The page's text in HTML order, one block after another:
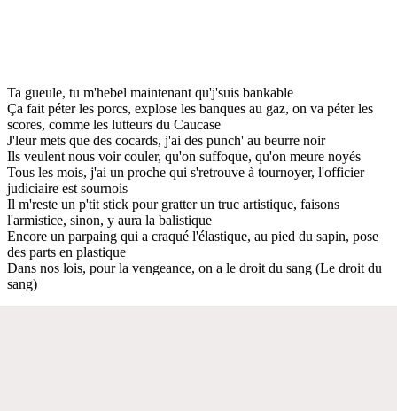
Ta gueule, tu m'hebel maintenant qu'j'suis bankable
Ça fait péter les porcs, explose les banques au gaz, on va péter les
scores, comme les lutteurs du Caucase
J'leur mets que des cocards, j'ai des punch' au beurre noir
Ils veulent nous voir couler, qu'on suffoque, qu'on meure noyés
Tous les mois, j'ai un proche qui s'retrouve à tournoyer, l'officier
judiciaire est sournois
Il m'reste un p'tit stick pour gratter un truc artistique, faisons
l'armistice, sinon, y aura la balistique
Encore un parpaing qui a craqué l'élastique, au pied du sapin, pose
des parts en plastique
Dans nos lois, pour la vengeance, on a le droit du sang (Le droit du
sang)